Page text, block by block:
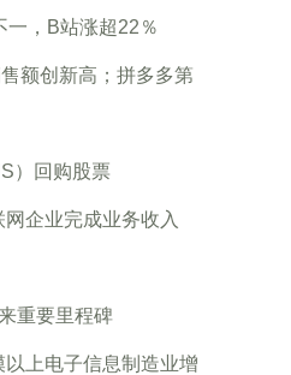
一，B站涨超22％
额创新高；拼多多第
）回购股票
企业完成业务收入
重要里程碑
上电子信息制造业增